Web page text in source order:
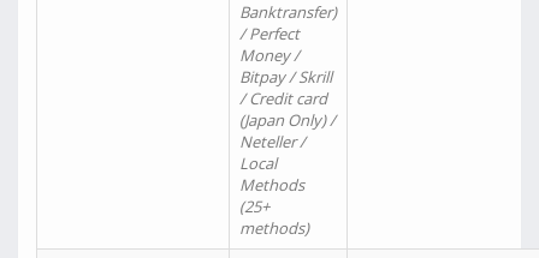
Banktransfer)
/ Perfect
Money /
Bitpay / Skrill
/ Credit card
(Japan Only) /
Neteller /
Local
Methods
(25+
methods)